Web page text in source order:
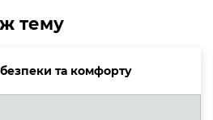
тему
та комфорту